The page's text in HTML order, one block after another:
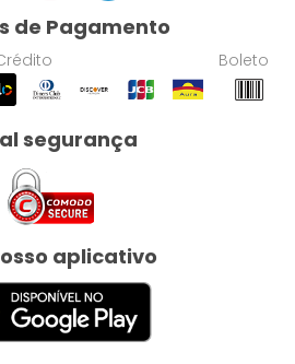
de Pagamento
Boleto
segurança
aplicativo